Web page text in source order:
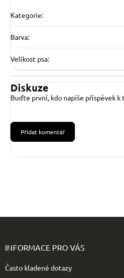
Kategorie:
Barva:
Velikost psa:
Diskuze
Buďte první, kdo napíše příspěvek
Přidat komentář
INFORMACE PRO VÁS
Často kladené dotazy